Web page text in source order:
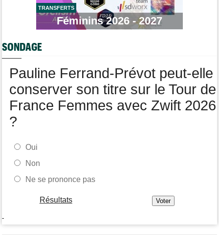
Tour de France Femmes
Une portion de la 7e étape sera interdite au public
pour 1 an
TRANSFERTS
Féminins 2026 - 2027
SONDAGE
Pauline Ferrand-Prévot peut-elle
conserver son titre sur le Tour de
France Femmes avec Zwift 2026
?
Oui
Non
Ne se prononce pas
Résultats
-